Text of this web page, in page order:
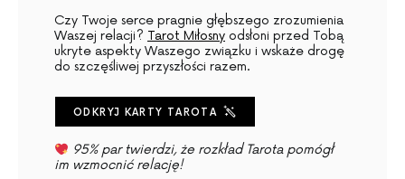
Czy Twoje serce pragnie głębszego zrozumienia
Waszej relacji? Tarot Miłosny odsłoni przed Tobą
ukryte aspekty Waszego związku i wskaże drogę
do szczęśliwej przyszłości razem.
ODKRYJ KARTY TAROTA
95% par twierdzi, że rozkład Tarota pomógł
im wzmocnić relację!